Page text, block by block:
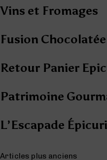
Vins et Fromages
Fusion Chocolatée
Retour Panier
Patrimoine
L’Escapade
Navigation des
Articles plus anciens